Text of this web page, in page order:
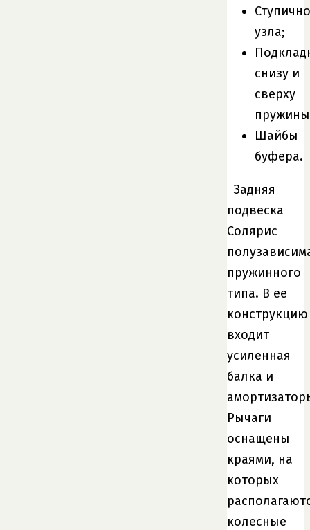
узла;
снизу и
сверху
Шайбы
буфера.
Задняя
подвеска
Солярис
пружинного
типа. В ее
конструкцию
входит
усиленная
балка и
Рычаги
оснащены
краями, на
которых
колесные